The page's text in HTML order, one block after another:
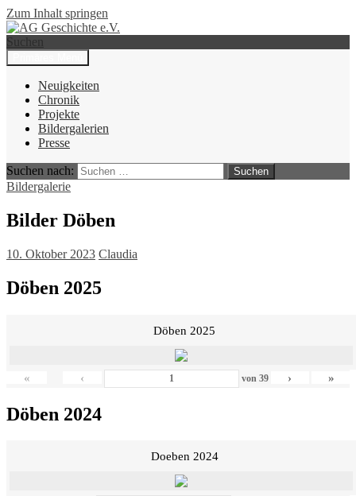
Zum Inhalt springen
AG Geschichte e.V.
Suchen
Neuigkeiten
Chronik
Projekte
Bildergalerien
Presse
Suchen nach:
Bildergalerie
Bilder Döben
10. Oktober 2023 Claudia
Döben 2025
Döben 2025
« ‹ von 39 › »
Döben 2024
Doeben 2024